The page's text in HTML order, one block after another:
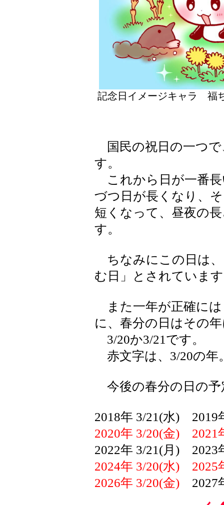
記念日イメージキャラ 福
国民の祝日の一つで
す。
これから日が一番長
づつ日が長くなり、
短くなって、昼夜の
す。
ちなみにこの日は
む日」とされていま
また一年が正確には
に、春分の日はその
3/20か3/21です。
赤文字は、3/20の年
今後の春分の日の予
2018年 3/21(水) 2019
2020年 3/20(金) 2021
2022年 3/21(月) 2023
2024年 3/20(水) 2025
2026年 3/20(金) 2027